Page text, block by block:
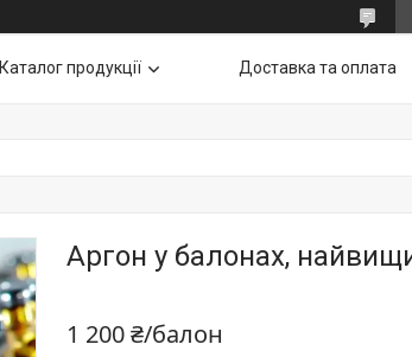
Каталог продукції Доставка та оплата
Аргон у балонах,
1 200 ₴/балон